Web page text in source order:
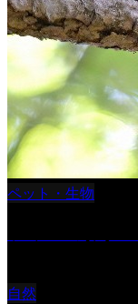
ペット・生物
自然